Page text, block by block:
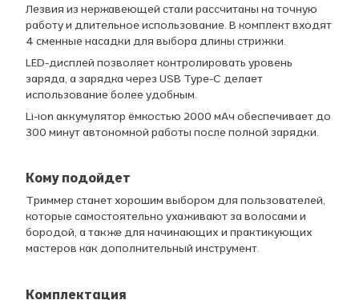
Лезвия из нержавеющей стали рассчитаны на точную
работу и длительное использование. В комплект входят
4 сменные насадки для выбора длины стрижки.
LED-дисплей позволяет контролировать уровень
заряда, а зарядка через USB Type-C делает
использование более удобным.
Li-ion аккумулятор ёмкостью 2000 мАч обеспечивает до
300 минут автономной работы после полной зарядки.
Кому подойдет
Триммер станет хорошим выбором для пользователей,
которые самостоятельно ухаживают за волосами и
бородой, а также для начинающих и практикующих
мастеров как дополнительный инструмент.
Комплектация